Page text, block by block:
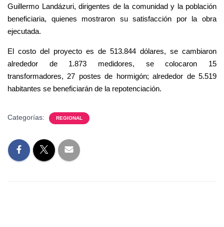
Guillermo Landázuri, dirigentes de la comunidad y la población
beneficiaria, quienes mostraron su satisfacción por la obra
ejecutada.
El costo del proyecto es de 513.844 dólares, se cambiaron
alrededor de 1.873 medidores, se colocaron 15
transformadores, 27 postes de hormigón; alrededor de 5.519
habitantes se beneficiarán de la repotenciación.
Categorías: REGIONAL